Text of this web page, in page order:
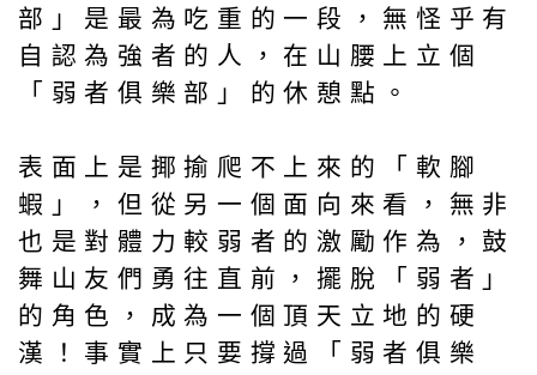
部」是最為吃重的一段，無怪乎有
自認為強者的人，在山腰上立個
「弱者俱樂部」的休憩點。
表面上是揶揄爬不上來的「軟腳
蝦」，但從另一個面向來看，無非
也是對體力較弱者的激勵作為，鼓
舞山友們勇往直前，擺脫「弱者」
的角色，成為一個頂天立地的硬
漢！事實上只要撐過「弱者俱樂